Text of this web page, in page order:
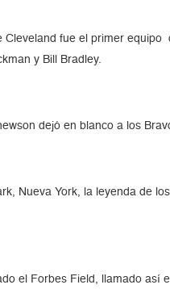
Cleveland fue el primer
y Bill Bradley.
dejó en blanco a los
Nueva York, la leyenda de
el Forbes Field, llamado así